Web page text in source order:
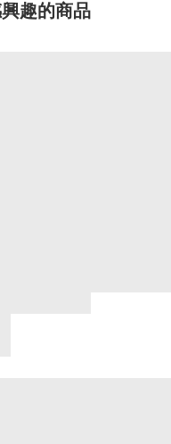
趣的商品